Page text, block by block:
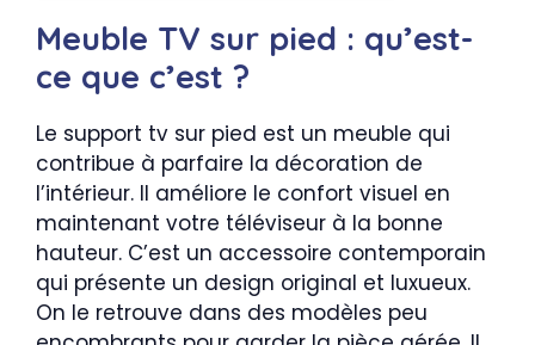
Meuble TV sur pied : qu’est-
ce que c’est ?
Le support tv sur pied est un meuble qui
contribue à parfaire la décoration de
l’intérieur. Il améliore le confort visuel en
maintenant votre téléviseur à la bonne
hauteur. C’est un accessoire contemporain
qui présente un design original et luxueux.
On le retrouve dans des modèles peu